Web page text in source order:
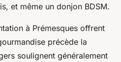
et même un donjon BDSM.
à Prémesques offrent
précède la
soulignent généralement